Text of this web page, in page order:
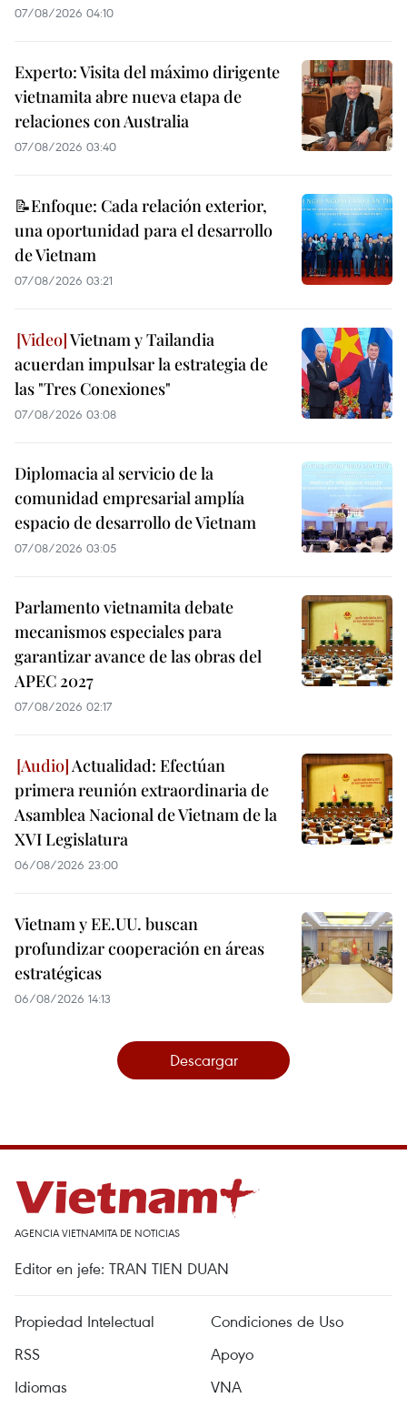
07/08/2026 04:10
Experto: Visita del máximo dirigente
vietnamita abre nueva etapa de
relaciones con Australia
07/08/2026 03:40
📝Enfoque: Cada relación exterior,
una oportunidad para el desarrollo
de Vietnam
07/08/2026 03:21
Vietnam y Tailandia
acuerdan impulsar la estrategia de
las "Tres Conexiones"
07/08/2026 03:08
Diplomacia al servicio de la
comunidad empresarial amplía
espacio de desarrollo de Vietnam
07/08/2026 03:05
Parlamento vietnamita debate
mecanismos especiales para
garantizar avance de las obras del
APEC 2027
07/08/2026 02:17
Actualidad: Efectúan
primera reunión extraordinaria de
Asamblea Nacional de Vietnam de la
XVI Legislatura
06/08/2026 23:00
Vietnam y EE.UU. buscan
profundizar cooperación en áreas
estratégicas
06/08/2026 14:13
Descargar
AGENCIA VIETNAMITA DE NOTICIAS
Editor en jefe: TRAN TIEN DUAN
Propiedad Intelectual
Condiciones de Uso
RSS
Apoyo
Idiomas
VNA